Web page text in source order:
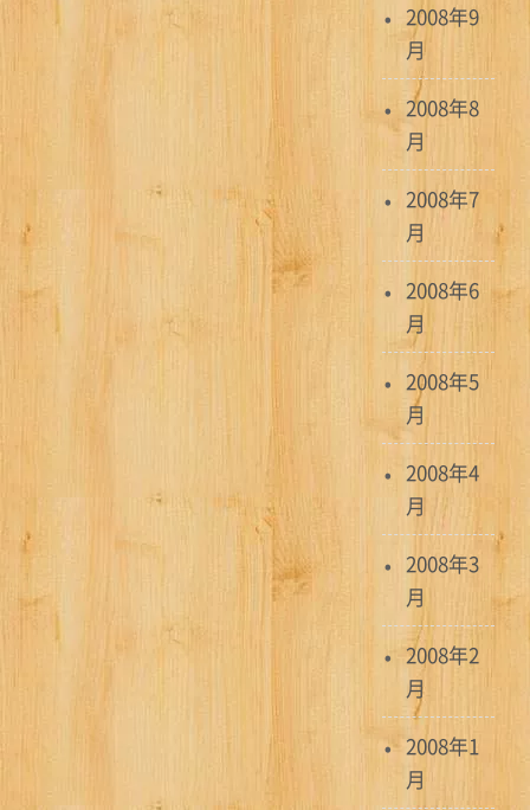
2008年9
月
2008年8
月
2008年7
月
2008年6
月
2008年5
月
2008年4
月
2008年3
月
2008年2
月
2008年1
月